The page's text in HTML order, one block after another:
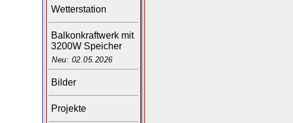
Wetterstation
Balkonkraftwerk mit
3200W Speicher
Neu: 02.05.2026
Bilder
Projekte